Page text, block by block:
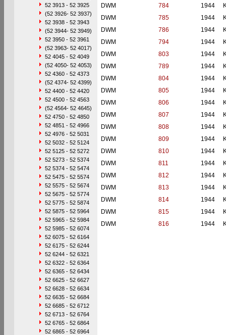
52 3913 - 52 3925
(52 3926- 52 3937)
52 3938 - 52 3943
(52 3944- 52 3949)
52 3950 - 52 3961
(52 3963- 52 4017)
52 4045 - 52 4049
(52 4050- 52 4053)
52 4360 - 52 4373
(52 4374- 52 4399)
52 4400 - 52 4420
52 4500 - 52 4563
(52 4564- 52 4645)
52 4750 - 52 4850
52 4851 - 52 4966
52 4976 - 52 5031
52 5032 - 52 5124
52 5125 - 52 5272
52 5273 - 52 5374
52 5374 - 52 5474
52 5475 - 52 5574
52 5575 - 52 5674
52 5675 - 52 5774
52 5775 - 52 5874
52 5875 - 52 5964
52 5965 - 52 5984
52 5985 - 52 6074
52 6075 - 52 6164
52 6175 - 52 6244
52 6244 - 52 6321
52 6322 - 52 6364
52 6365 - 52 6434
52 6625 - 52 6627
52 6628 - 52 6634
52 6635 - 52 6684
52 6685 - 52 6712
52 6713 - 52 6764
52 6765 - 52 6864
52 6865 - 52 6964
DWM
784 1944
DWM
785 1944
DWM
786 1944
DWM
794 1944
DWM
803 1944
DWM
789 1944
DWM
804 1944
DWM
805 1944
DWM
806 1944
DWM
807 1944
DWM
808 1944
DWM
809 1944
DWM
810 1944
DWM
811 1944
DWM
812 1944
DWM
813 1944
DWM
814 1944
DWM
815 1944
DWM
816 1944